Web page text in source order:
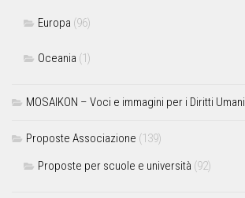
Europa (96)
Oceania (1)
MOSAIKON – Voci e immagini per i Diritti Umani
Proposte Associazione (139)
Proposte per scuole e università (92)